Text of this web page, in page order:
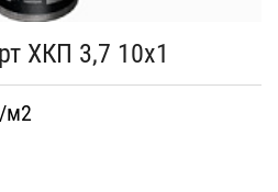
ХКП 3,7 10х1
м2